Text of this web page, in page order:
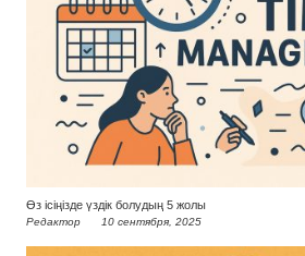
Өз ісіңізде үздік болудың 5 жолы
Редактор 10 сентября, 2025